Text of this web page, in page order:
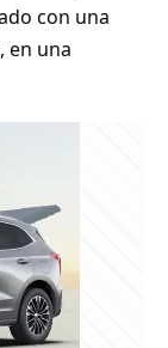
con una
en una